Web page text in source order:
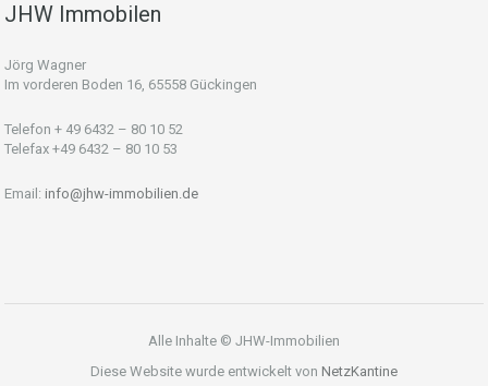
JHW Immobilen
Jörg Wagner
Im vorderen Boden 16, 65558 Gückingen
Telefon + 49 6432 – 80 10 52
Telefax +49 6432 – 80 10 53
Email: info@jhw-immobilien.de
Alle Inhalte © JHW-Immobilien
Diese Website wurde entwickelt von NetzKantine